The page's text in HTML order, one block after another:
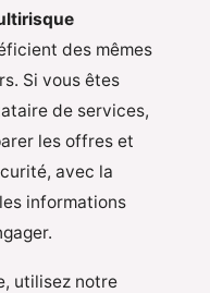
des mêmes
Si vous êtes
de services,
les offres et
avec la
informations
utilisez notre